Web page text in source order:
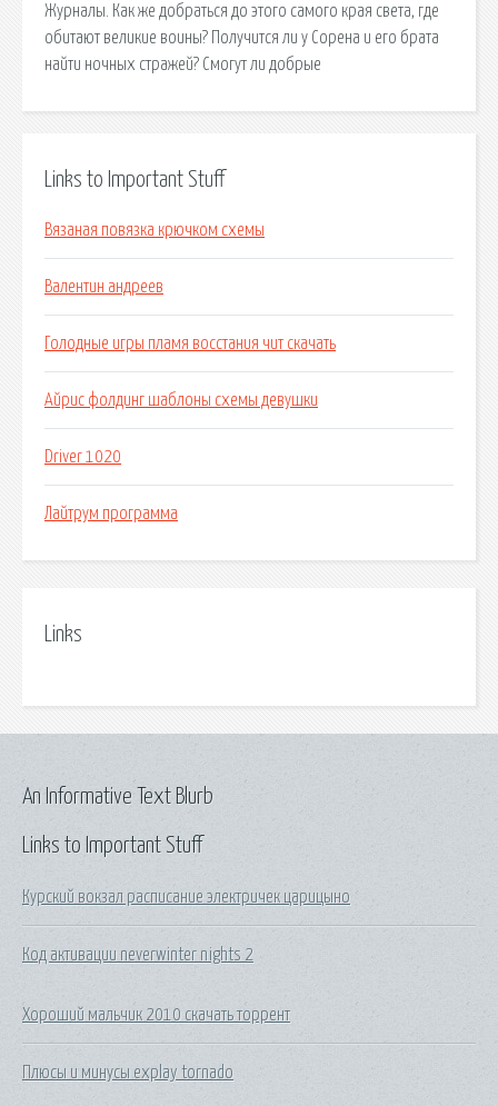
Журналы. Как же добраться до этого самого края света, где
обитают великие воины? Получится ли у Сорена и его брата
найти ночных стражей? Смогут ли добрые
Links to Important Stuff
Вязаная повязка крючком схемы
Валентин андреев
Голодные игры пламя восстания чит скачать
Айрис фолдинг шаблоны схемы девушки
Driver 1020
Лайтрум программа
Links
Links to Important Stuff
Курский вокзал расписание электричек царицыно
Код активации neverwinter nights 2
Хороший мальчик 2010 скачать торрент
Плюсы и минусы explay tornado
An Informative Text Blurb